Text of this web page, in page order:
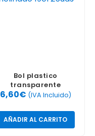
Bol plastico
transparente
inclinado 19cl 25uds
6,60€ (IVA Incluido)
AÑADIR AL CARRITO